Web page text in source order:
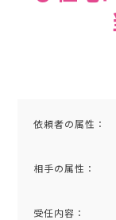
依頼者の属性 ：
相手の属性 ：
受任内容 ：